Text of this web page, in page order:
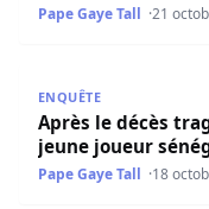
Pape Gaye Tall 21
ENQUÊTE
Après le décès
jeune joueur
Pape Gaye Tall 18